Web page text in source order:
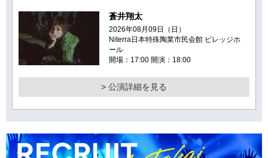
蒼井翔太
2026年08月09日（日）
Niterra日本特殊陶業市民会館 ビレッジホ
ール
開場：17:00 開演：18:00
> 公演詳細を見る